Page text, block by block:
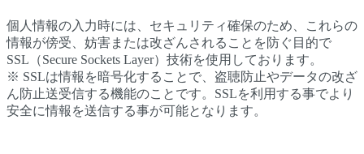
個人情報の入力時には、セキュリティ確保のため、これらの
情報が傍受、妨害または改ざんされることを防ぐ目的で
SSL（Secure Sockets Layer）技術を使用しております。
※ SSLは情報を暗号化することで、盗聴防止やデータの改ざ
ん防止送受信する機能のことです。SSLを利用する事でより
安全に情報を送信する事が可能となります。